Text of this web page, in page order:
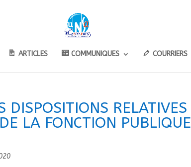
ARTICLES COMMUNIQUES COURRIERS
DISPOSITIONS RELATIVES
LA FONCTION PUBLIQUE